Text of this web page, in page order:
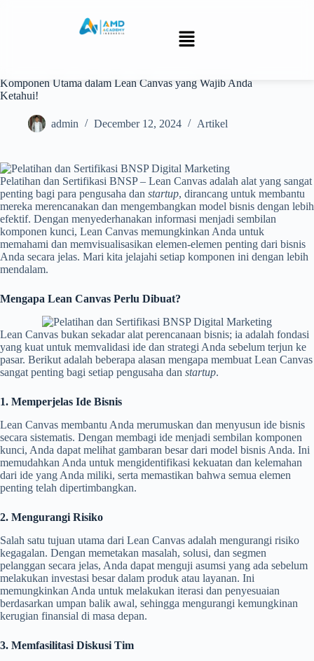
Komponen Utama dalam Lean Canvas yang Wajib Anda
Ketahui!
admin December 12, 2024 Artikel
Pelatihan dan Sertifikasi BNSP – Lean Canvas adalah alat yang sangat
penting bagi para pengusaha dan startup, dirancang untuk membantu
mereka merencanakan dan mengembangkan model bisnis dengan lebih
efektif. Dengan menyederhanakan informasi menjadi sembilan
komponen kunci, Lean Canvas memungkinkan Anda untuk
memahami dan memvisualisasikan elemen-elemen penting dari bisnis
Anda secara jelas. Mari kita jelajahi setiap komponen ini dengan lebih
mendalam.
Mengapa Lean Canvas Perlu Dibuat?
Lean Canvas bukan sekadar alat perencanaan bisnis; ia adalah fondasi
yang kuat untuk memvalidasi ide dan strategi Anda sebelum terjun ke
pasar. Berikut adalah beberapa alasan mengapa membuat Lean Canvas
sangat penting bagi setiap pengusaha dan startup.
1. Memperjelas Ide Bisnis
Lean Canvas membantu Anda merumuskan dan menyusun ide bisnis
secara sistematis. Dengan membagi ide menjadi sembilan komponen
kunci, Anda dapat melihat gambaran besar dari model bisnis Anda. Ini
memudahkan Anda untuk mengidentifikasi kekuatan dan kelemahan
dari ide yang Anda miliki, serta memastikan bahwa semua elemen
penting telah dipertimbangkan.
2. Mengurangi Risiko
Salah satu tujuan utama dari Lean Canvas adalah mengurangi risiko
kegagalan. Dengan memetakan masalah, solusi, dan segmen
pelanggan secara jelas, Anda dapat menguji asumsi yang ada sebelum
melakukan investasi besar dalam produk atau layanan. Ini
memungkinkan Anda untuk melakukan iterasi dan penyesuaian
berdasarkan umpan balik awal, sehingga mengurangi kemungkinan
kerugian finansial di masa depan.
3. Memfasilitasi Diskusi Tim